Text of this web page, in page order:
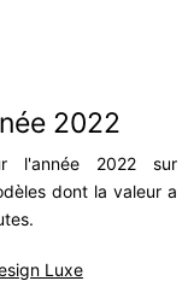
2022
l'année 2022 sur
dont la valeur a
Luxe